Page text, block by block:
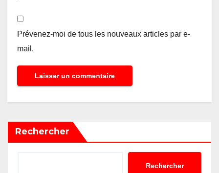
Prévenez-moi de tous les nouveaux articles par e-
mail.
Rechercher
Rechercher